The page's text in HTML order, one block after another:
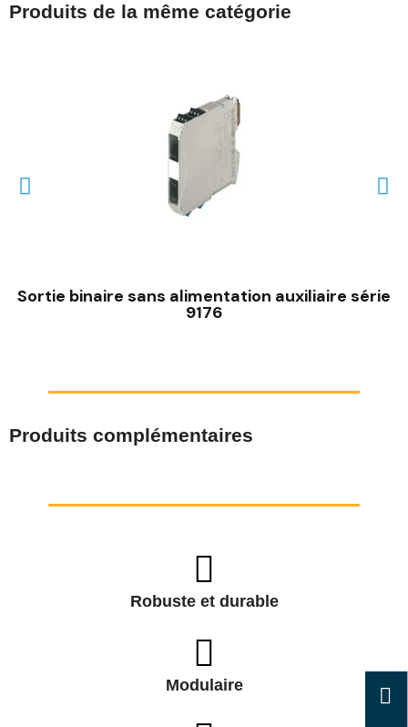
Produits de la même catégorie
Sortie binaire sans alimentation auxiliaire série
9176
Produits complémentaires
Robuste et durable
Modulaire